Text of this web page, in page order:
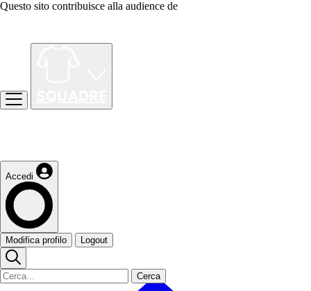
Questo sito contribuisce alla audience de
Accedi
Modifica profilo Logout
Cerca